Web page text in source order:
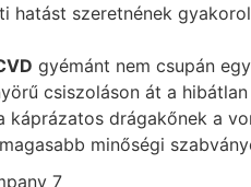
szeretnének
gyémánt nem csupán
csiszoláson át a
drágakőnek a
minőségi